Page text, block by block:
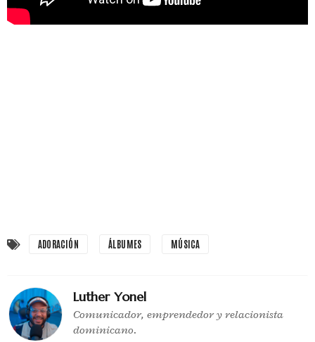
ADORACIÓN ÁLBUMES MÚSICA
Luther Yonel
Comunicador, emprendedor y relacionista
dominicano.